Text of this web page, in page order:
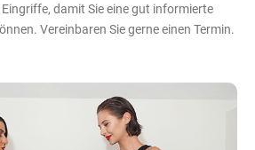
damit Sie eine gut informierte
Vereinbaren Sie gerne einen Termin.